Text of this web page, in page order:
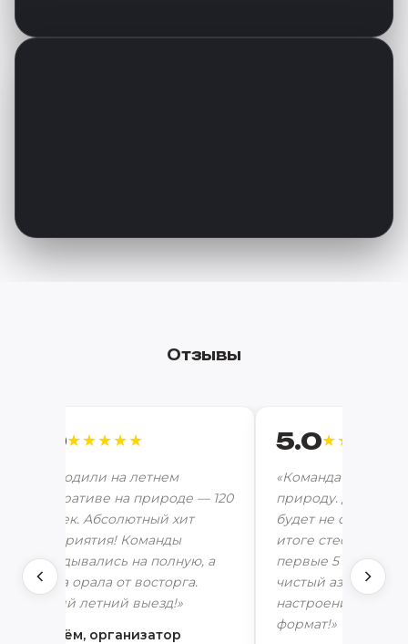
Отзывы
5.0★★★★★
«Проводили на летнем
корпоративе на природе — 120
человек. Абсолютный хит
мероприятия! Команды
выкладывались на полную, а
поляна орала от восторга.
Лучший летний выезд!»
— Артём, организатор
5.0★★★★★
«Команда 35
природу. Думали
будет не особо
итоге стеснение
первые 5 минут, а
чистый азарт и
настроение.
формат!»